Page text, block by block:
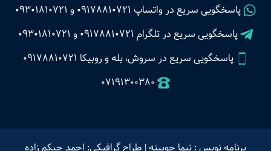
پاسخگویی سریع در واتساپ 09178810721 و 09301810721
پاسخگویی سریع در تلگرام 09178810721 و 09301810721
پاسخگویی سریع در سروش، بله و روبیکا 09178810721
07191300380
برنامه نویس : نیما چوبینه | طراح گرافیکی: احمد حیکم زاده